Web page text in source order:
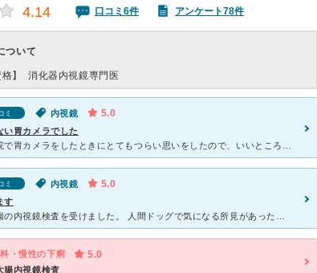
4.14 口コミ6件 アンケート78件
ついて
】 消化器内視鏡専門医
ミ 内視鏡 5.0
い胃カメラでした
ミ 内視鏡 5.0
す
・慢性の下痢 5.0
腸内視鏡検査